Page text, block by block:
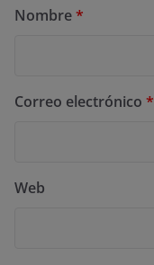
Nombre*
Correo electrónico *
Web